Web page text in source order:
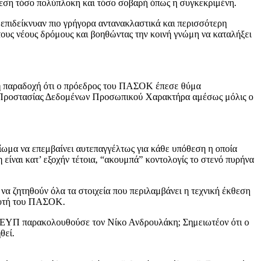
τόσο πολύπλοκη και τόσο σοβαρή όπως η συγκεκριμένη.
πιο γρήγορα αντανακλαστικά και περισσότερη
νέους δρόμους και βοηθώντας την κοινή γνώμη να καταλήξει
παραδοχή ότι ο πρόεδρος του ΠΑΣΟΚ έπεσε θύμα
Δεδομένων Προσωπικού Χαρακτήρα αμέσως μόλις ο
να επεμβαίνει αυτεπαγγέλτως για κάθε υπόθεση η οποία
κατ’ εξοχήν τέτοια, “ακουμπά” κοντολογίς το στενό πυρήνα
ζητηθούν όλα τα στοιχεία που περιλαμβάνει η τεχνική έκθεση
του ΠΑΣΟΚ.
ΕΥΠ παρακολουθούσε τον Νίκο Ανδρουλάκη; Σημειωτέον ότι ο